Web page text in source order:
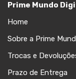
Prime Mundo
Home
Sobre a Prime
Trocas e
Prazo de Entrega